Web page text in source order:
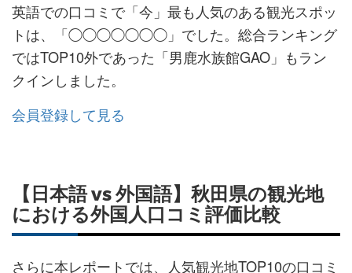
英語での口コミで「今」最も人気のある観光スポッ
トは、「◯◯◯◯◯◯◯」でした。総合ランキング
ではTOP10外であった「男鹿水族館GAO」もラン
クインしました。
会員登録して見る
【日本語 vs 外国語】秋田県の観光地
における外国人口コミ評価比較
さらに本レポートでは、人気観光地TOP10の口コミ